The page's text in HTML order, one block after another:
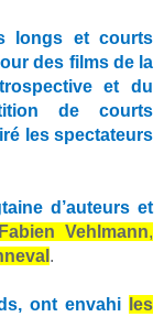
longs et courts
des films de la
et du
de courts
les spectateurs
d’auteurs et
Fabien Vehlmann,
.
ont envahi
les